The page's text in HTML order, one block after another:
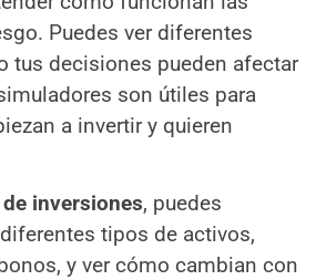
Puedes ver diferentes
tus decisiones pueden afectar
son útiles para
a invertir y quieren
inversiones, puedes
tipos de activos,
y ver cómo cambian con